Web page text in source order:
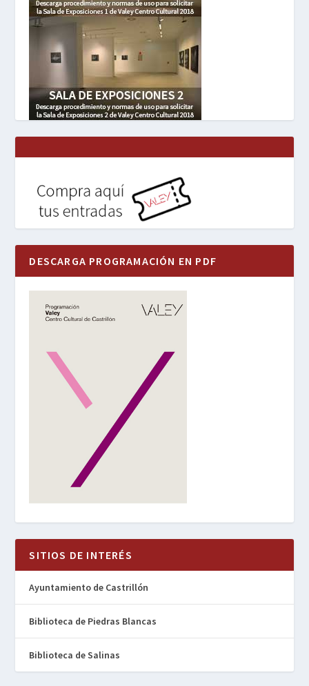
DESCARGA PROGRAMACIÓN EN PDF
SITIOS DE INTERÉS
Ayuntamiento de Castrillón
Biblioteca de Piedras Blancas
Biblioteca de Salinas